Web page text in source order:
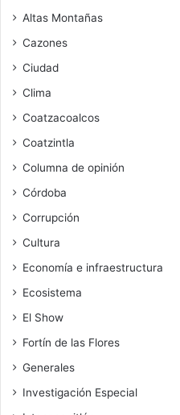
Altas Montañas
Cazones
Ciudad
Clima
Coatzacoalcos
Coatzintla
Columna de opinión
Córdoba
Corrupción
Cultura
Economía e infraestructura
Ecosistema
El Show
Fortín de las Flores
Generales
Investigación Especial